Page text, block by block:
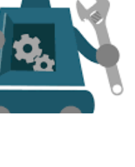
למנף שילוב שלמיומנויות
בתוך המערכת האקולוגית של
מסלולי קריירה בהדפסה
מעצבים, מהנדסים, טכנאים
מבטיחים, עם הזדמנויות
אמנות, בריאות וייצור.